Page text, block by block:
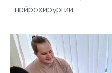
нейрохирургии.